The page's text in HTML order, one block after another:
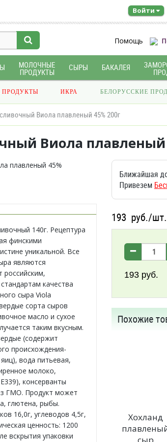
Войти
Помощь
МОЛОЧНЫЕ
ПРОДУКТЫ
СЫРЫ БАКАЛЕЯ
ПРОДУКТЫ ИКРА БЕЛОРУССКИЕ
Виола плавленый 45% 200г
Виола плавленый
140г. Рецептура
финскими
уникальной. Все
являются
российским,
качества
сыра Viola
сорта сыров
масло и сухое
таким вкусным.
(содержит
происхождения-
вода питьевая,
молоко,
консерванты
ГМО. Продукт может
глютена, рыбы.
16,0г, углеводов 4,5г,
ценность: 1200
вскрытия упаковки
Ближайшая
Привезем
193 руб./шт.
193 руб.
Похожие
Хохланд